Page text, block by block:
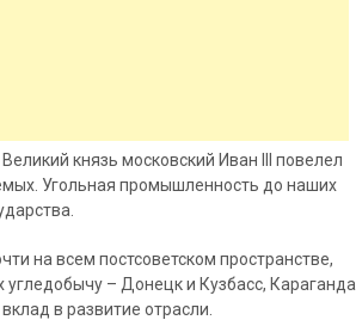
князь московский Иван III повелел
Угольная промышленность до наших
на всем постсоветском пространстве,
– Донецк и Кузбасс, Караганда
в развитие отрасли.